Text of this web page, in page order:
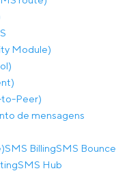
Module)
to-Peer)
de mensagens
SMS BillingSMS Bounce
SMS Hub